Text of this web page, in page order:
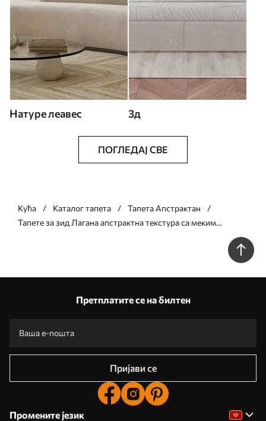
Натуре леавес 3д
ПОГЛЕДАЈ СВЕ
Кућа Каталог тапета
Тапета Апстрактан
Тапете за зид Лагана апстрактна текстура са меким
Претплатите се на билтен
Пријави се
Промените језик